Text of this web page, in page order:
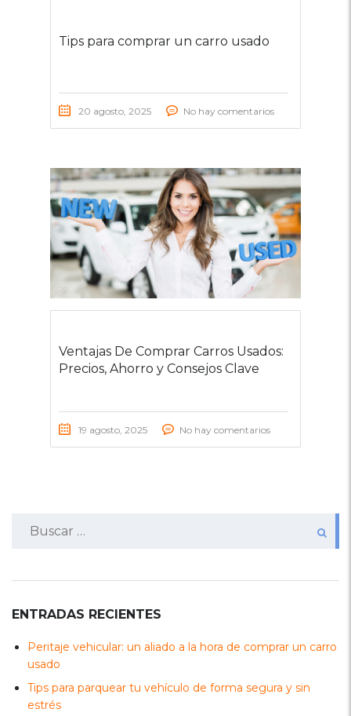
Tips para comprar un carro usado
20 agosto, 2025 No hay comentarios
Ventajas De Comprar Carros Usados:
Precios, Ahorro y Consejos Clave
19 agosto, 2025 No hay comentarios
ENTRADAS RECIENTES
Peritaje vehicular: un aliado a la hora de comprar un carro
usado
Tips para parquear tu vehículo de forma segura y sin
estrés